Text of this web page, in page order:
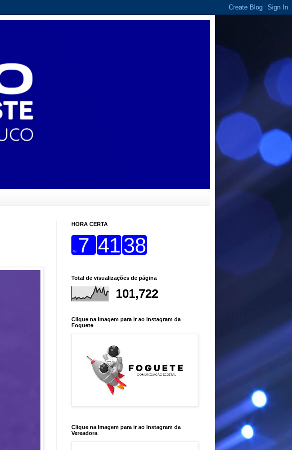
HORA CERTA
Total de visualizações de página
101,722
Clique na Imagem para ir ao Instagram da
Foguete
Clique na Imagem para ir ao Instagram da
Vereadora